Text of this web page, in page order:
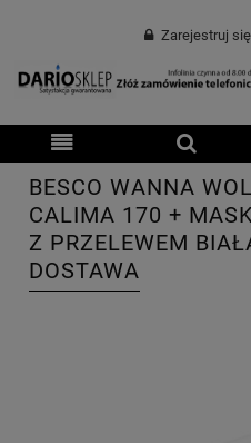
Zarejestruj się
BESCO WANNA
CALIMA 170 +
Z PRZELEWEM
DOSTAWA